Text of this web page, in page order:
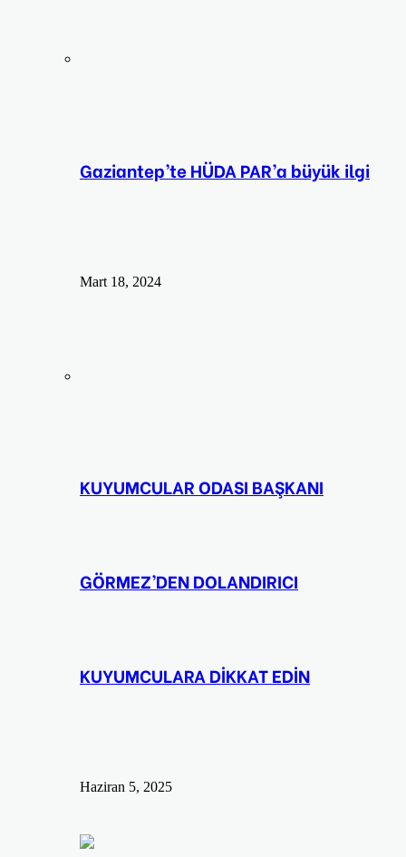
Gaziantep’te HÜDA PAR’a büyük ilgi
Mart 18, 2024
KUYUMCULAR ODASI BAŞKANI
GÖRMEZ’DEN DOLANDIRICI
KUYUMCULARA DİKKAT EDİN
Haziran 5, 2025